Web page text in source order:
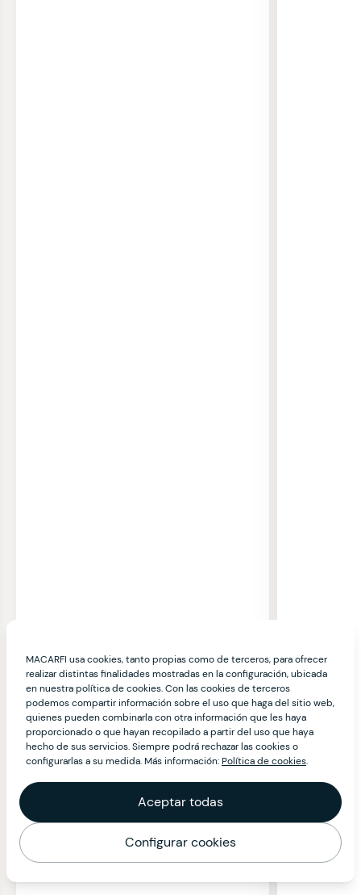
MACARFI usa cookies, tanto propias como de terceros, para ofrecer
realizar distintas finalidades mostradas en la configuración, ubicada
en nuestra política de cookies. Con las cookies de terceros
podemos compartir información sobre el uso que haga del sitio web,
quienes pueden combinarla con otra información que les haya
proporcionado o que hayan recopilado a partir del uso que haya
hecho de sus servicios. Siempre podrá rechazar las cookies o
configurarlas a su medida. Más información:Política de cookies.
Aceptar todas
Configurar cookies